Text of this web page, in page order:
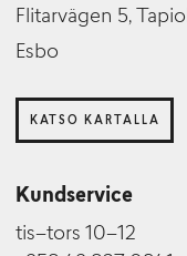
Flitarvägen 5,
Esbo
KATSO KARTALLA
Kundservice
tis–tors 10–12